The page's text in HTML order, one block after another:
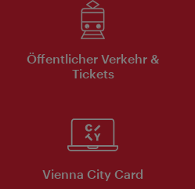
Öffentlicher Verkehr &
Tickets
Vienna City Card